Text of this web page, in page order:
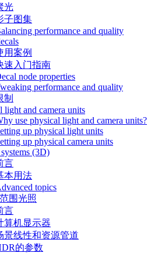
光
子图集
performance and quality
用案例
速入门指南
node properties
performance and quality
制
light and camera units
use physical light and camera units?
up physical light units
up physical camera units
(3D)
言
本用法
topics
围光照
言
算机显示器
景线性和资源管道
的参数